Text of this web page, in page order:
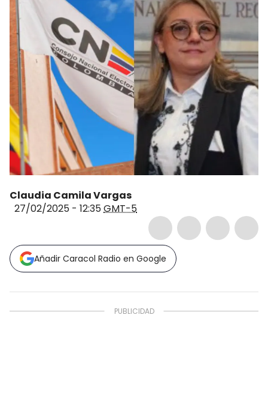
Claudia Camila Vargas
27/02/2025 - 12:35GMT-5
Añadir Caracol Radio en Google